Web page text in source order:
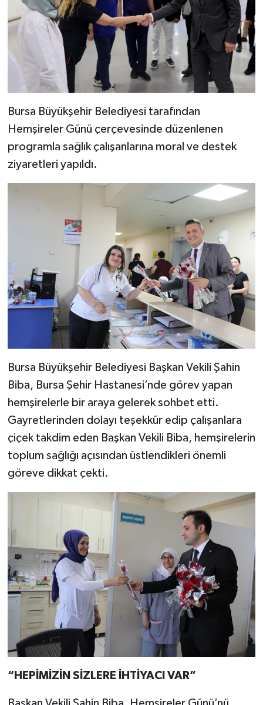
Bursa Büyükşehir Belediyesi tarafından
Hemşireler Günü çerçevesinde düzenlenen
programla sağlık çalışanlarına moral ve destek
ziyaretleri yapıldı.
Bursa Büyükşehir Belediyesi Başkan Vekili Şahin
Biba, Bursa Şehir Hastanesi’nde görev yapan
hemşirelerle bir araya gelerek sohbet etti.
Gayretlerinden dolayı teşekkür edip çalışanlara
çiçek takdim eden Başkan Vekili Biba, hemşirelerin
toplum sağlığı açısından üstlendikleri önemli
göreve dikkat çekti.
“HEPİMİZİN SİZLERE İHTİYACI VAR”